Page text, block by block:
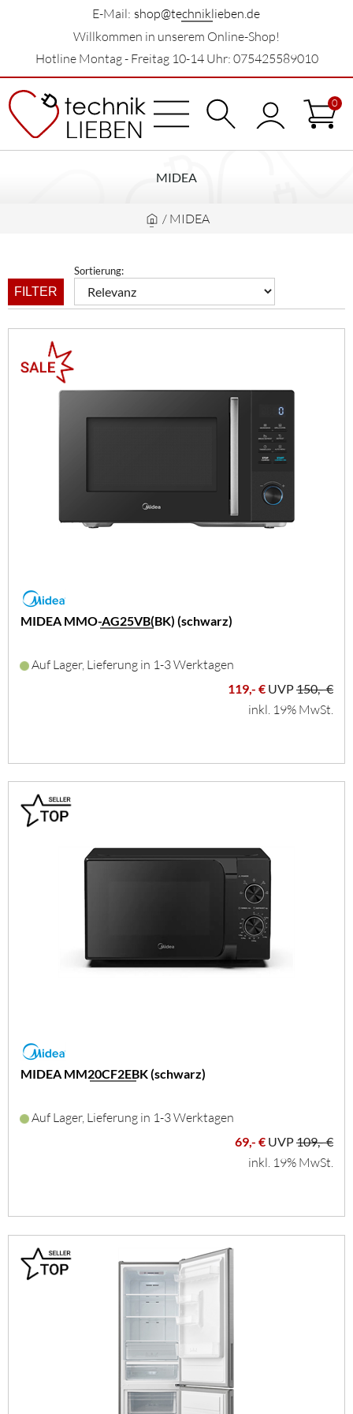
E-Mail: shop@techniklieben.de
Willkommen in unserem Online-Shop!
Hotline Montag - Freitag 10-14 Uhr: 075425589010
0
MIDEA
/ MIDEA
FILTER
Sortierung:
MIDEA MMO-AG25VB(BK) (schwarz)
Auf Lager, Lieferung in 1-3 Werktagen
119,- € UVP150,- €
inkl. 19% MwSt.
MIDEA MM20CF2EBK (schwarz)
Auf Lager, Lieferung in 1-3 Werktagen
69,- € UVP109,- €
inkl. 19% MwSt.